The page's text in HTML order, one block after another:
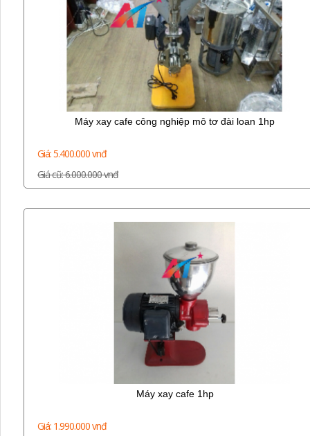
Máy xay cafe công nghiệp mô tơ đài loan 1hp
Giá: 5.400.000 vnđ
Giá cũ: 6.000.000 vnđ
Máy xay cafe 1hp
Giá: 1.990.000 vnđ